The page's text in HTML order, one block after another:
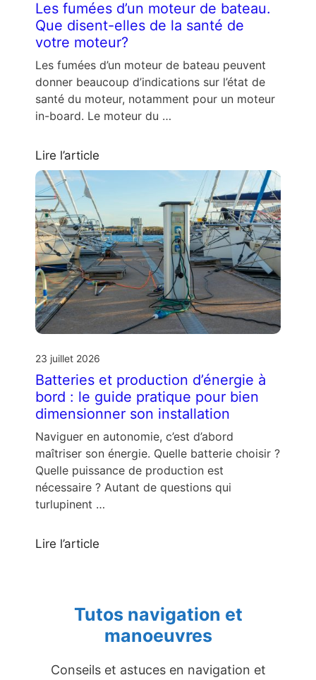
Les fumées d’un moteur de bateau.
Que disent-elles de la santé de
votre moteur?
Les fumées d’un moteur de bateau peuvent
donner beaucoup d’indications sur l’état de
santé du moteur, notamment pour un moteur
in-board. Le moteur du …
Lire l’article
23 juillet 2026
Batteries et production d’énergie à
bord : le guide pratique pour bien
dimensionner son installation
Naviguer en autonomie, c’est d’abord
maîtriser son énergie. Quelle batterie choisir ?
Quelle puissance de production est
nécessaire ? Autant de questions qui
turlupinent …
Lire l’article
Tutos navigation et
manoeuvres
Conseils et astuces en navigation et